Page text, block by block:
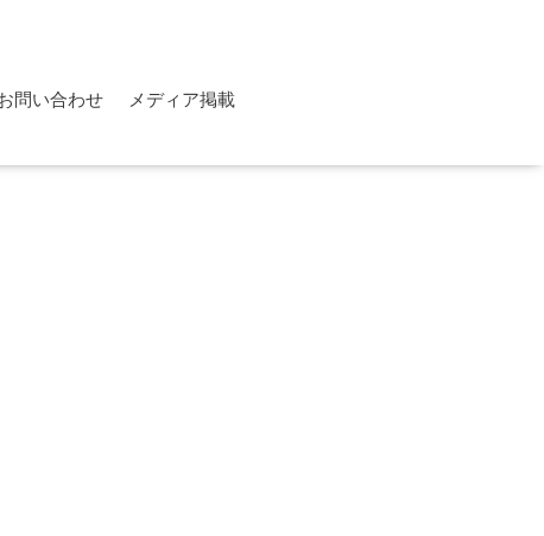
問い合わせ
メディア掲載